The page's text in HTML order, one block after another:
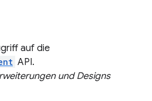
auf die
API.
und Designs